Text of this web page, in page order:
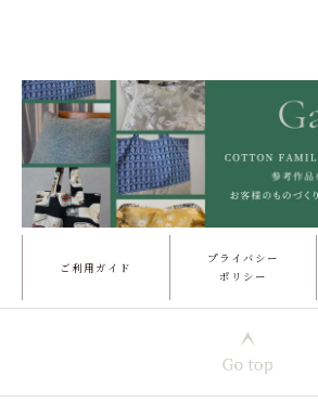
ご利用ガイド
プライバシー
ポリシー